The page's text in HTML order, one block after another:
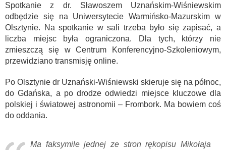
Spotkanie z dr. Sławoszem Uznańskim-Wiśniewskim
odbędzie się na Uniwersytecie Warmińsko-Mazurskim w
Olsztynie. Na spotkanie w sali trzeba było się zapisać, a
liczba miejsc była ograniczona. Dla tych, którzy nie
zmieszczą się w Centrum Konferencyjno-Szkoleniowym,
przewidziano transmisję online.
Po Olsztynie dr Uznański-Wiśniewski skieruje się na północ,
do Gdańska, a po drodze odwiedzi miejsce kluczowe dla
polskiej i światowej astronomii – Frombork. Ma bowiem coś
do oddania.
Ma faksymile jednej ze stron rękopisu Mikołaja